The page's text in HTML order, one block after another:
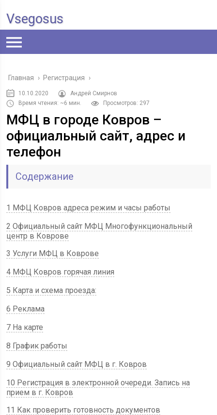
Vsegosus
Главная › Регистрация ›
10.10.2020
Андрей Смирнов
Время чтения: ~6 мин.
Просмотров: 297
МФЦ в городе Ковров –
официальный сайт, адрес и
телефон
Содержание
1 МФЦ Ковров адреса режим и часы работы
2 Официальный сайт МФЦ Многофункциональный
центр в Коврове
3 Услуги МФЦ в Коврове
4 МФЦ Ковров горячая линия
5 Карта и схема проезда:
6 Реклама
7 На карте
8 График работы
9 Официальный сайт МФЦ в г. Ковров
10 Регистрация в электронной очереди. Запись на
прием в г. Ковров
11 Как проверить готовность документов